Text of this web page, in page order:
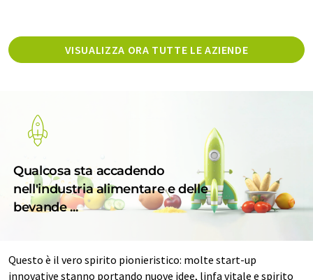
VISUALIZZA ORA TUTTE LE AZIENDE
Qualcosa sta accadendo
nell'industria alimentare e delle
bevande ...
Questo è il vero spirito pionieristico: molte start-up
innovative stanno portando nuove idee, linfa vitale e spirito